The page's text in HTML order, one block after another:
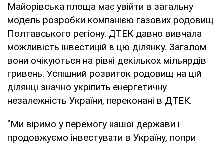
Майорівська площа має увійти в загальну
модель розробки компанією газових родовищ
Полтавського регіону. ДТЕК давно вивчала
можливість інвестицій в цю ділянку. Загалом
вони очікуються на рівні декількох мільярдів
гривень. Успішний розвиток родовищ на цій
ділянці значно укріпить енергетичну
незалежність України, переконані в ДТЕК.
"Ми віримо у перемогу нашої держави і
продовжуємо інвестувати в Україну, попри